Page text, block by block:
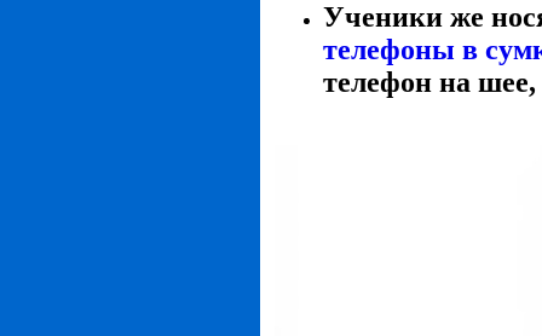
Ученики же
телефоны в
телефон на шее,